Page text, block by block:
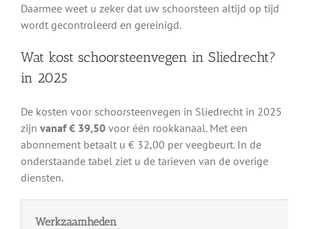
Daarmee weet u zeker dat uw schoorsteen altijd op tijd
wordt gecontroleerd en gereinigd.
Wat kost schoorsteenvegen in Sliedrecht?
in 2025
De kosten voor schoorsteenvegen in Sliedrecht in 2025
zijn vanaf € 39,50voor één rookkanaal. Met een
abonnement betaalt u € 32,00 per veegbeurt. In de
onderstaande tabel ziet u de tarieven van de overige
diensten.
Werkzaamheden